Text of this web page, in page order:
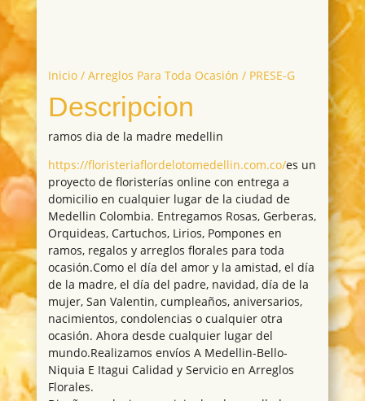
Inicio/ Arreglos Para Toda Ocasión / PRESE-G
Descripcion
ramos dia de la madre medellin
https://floristeriaflordelotomedellin.com.co/es un
proyecto de floristerías online con entrega a
domicilio en cualquier lugar de la ciudad de
Medellin Colombia. Entregamos Rosas, Gerberas,
Orquideas, Cartuchos, Lirios, Pompones en
ramos, regalos y arreglos florales para toda
ocasión.Como el día del amor y la amistad, el día
de la madre, el día del padre, navidad, día de la
mujer, San Valentin, cumpleaños, aniversarios,
nacimientos, condolencias o cualquier otra
ocasión. Ahora desde cualquier lugar del
mundo.Realizamos envíos A Medellin-Bello-
Niquia E Itagui Calidad y Servicio en Arreglos
Florales.